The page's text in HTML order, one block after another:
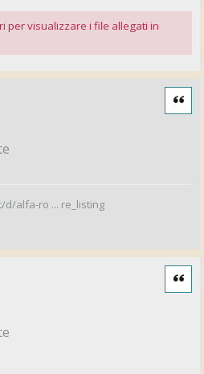
per visualizzare i file allegati in
Cita
alfa-ro ... re_listing
Cita